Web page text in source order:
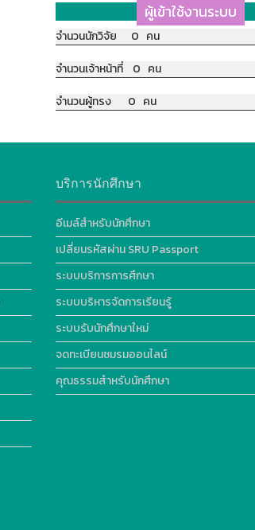
ผู้เข้าใช้งานระบบ
จำนวนนักวิจัย 0 คน
จำนวนเจ้าหน้าที่ 0 คน
จำนวนผู้ทรง 0 คน
บริการนักศึกษา
อีเมล์สำหรับนักศึกษา
เปลี่ยนรหัสผ่าน SRU Passport
ระบบบริการการศึกษา
ระบบบริหารจัดการเรียนรู้
ระบบรับนักศึกษาใหม่
จดทะเบียนชมรมออนไลน์
คุณธรรมสำหรับนักศึกษา